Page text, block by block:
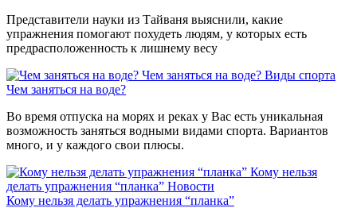
Представители науки из Тайваня выяснили, какие
упражнения помогают похудеть людям, у которых есть
предрасположенность к лишнему весу
Чем заняться на воде? Виды спорта
Чем заняться на воде?
Во время отпуска на морях и реках у Вас есть уникальная
возможность заняться водными видами спорта. Вариантов
много, и у каждого свои плюсы.
Кому нельзя
делать упражнения “планка” Новости
Кому нельзя делать упражнения “планка”